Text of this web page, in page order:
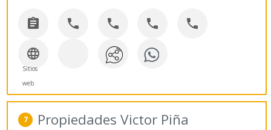
    

Sitios
web
7 Propiedades Victor Piña